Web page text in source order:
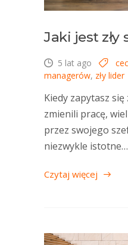
Jaki jest zły
5 lat ago
managerów, zły lider
Kiedy zapytasz
zmienili pracę,
przez swojego
niezwykle istotne…
Czytaj więcej